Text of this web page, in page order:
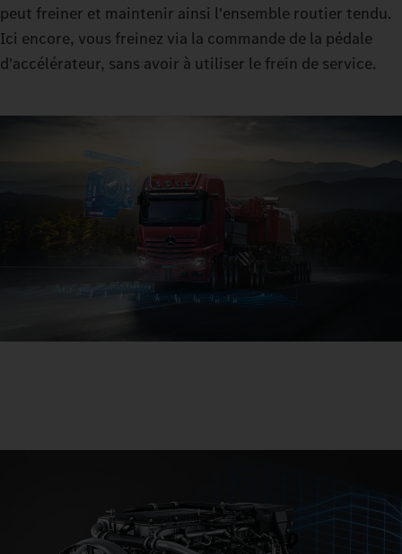
peut freiner et maintenir ainsi l'ensemble routier tendu.
Ici encore, vous freinez via la commande de la pédale
d'accélérateur, sans avoir à utiliser le frein de service.